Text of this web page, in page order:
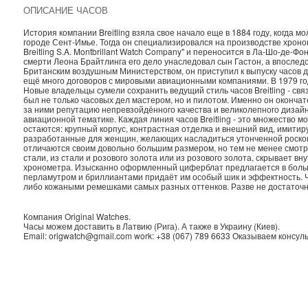
ОПИСАНИЕ ЧАСОВ
История компании Breitling взяла свое начало еще в 1884 году, когда
городе Сент-Имье. Тогда он специализировался на производстве
Breitling S.A. Montbrillant Watch Company" и переносится в Ла-Шо-де-
смерти Леона Брайтлинга его дело унаследовал сын Гастон, а
Британским воздушным Министерством, он приступил к выпуску
ещё много договоров с мировыми авиационными компаниями. В 1979
Новые владельцы сумели сохранить ведущий стиль часов Breitling -
был не только часовых дел мастером, но и пилотом. Именно он
за ними репутацию непревзойдённого качества и великолепного
авиационной тематике. Каждая линия часов Breitling - это
остаются: крупный корпус, контрастная отделка и внешний вид,
разработанные для женщин, желающих насладиться утонченной
отличаются своим довольно большим размером, но тем не менее
стали, из стали и розового золота или из розового золота, скрывает
хронометра. Изысканно оформленный циферблат предлагается в
перламутром и бриллиантами придаёт им особый шик и
либо кожаными ремешками самых разных оттенков. Разве не
Компания Original Watches.
Часы можем доставить в Латвию (Рига). А также вУкраину (Киев).
Email:origwatch@gmail.com work:+38 (067) 789 6633 Оказываем